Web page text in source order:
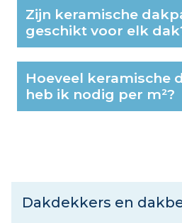
Zijn keramische
geschikt voor elk
Hoeveel keramische
heb ik nodig per m²?
Dakdekkers en